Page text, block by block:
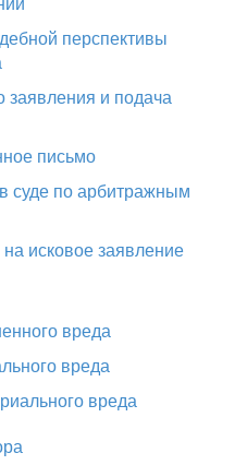
перспективы
заявления и подача
письмо
суде по арбитражным
исковое заявление
вреда
вреда
вреда